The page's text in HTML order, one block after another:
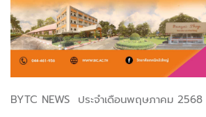
BYTC NEWS ประจำเดือนพฤษภาคม 2568